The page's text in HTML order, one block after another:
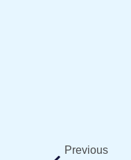
Previous